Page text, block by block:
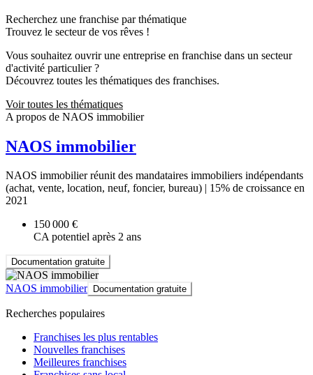
Recherchez une franchise par thématique
Trouvez le secteur de vos rêves !
Vous souhaitez ouvrir une entreprise en franchise dans un secteur
d'activité particulier ?
Découvrez toutes les thématiques des franchises.
Voir toutes les thématiques
A propos de NAOS immobilier
NAOS immobilier
NAOS immobilier réunit des mandataires immobiliers indépendants
(achat, vente, location, neuf, foncier, bureau) | 15% de croissance en
2021
150 000 €
CA potentiel après 2 ans
Documentation gratuite
NAOS immobilier Documentation gratuite
Recherches populaires
Franchises les plus rentables
Nouvelles franchises
Meilleures franchises